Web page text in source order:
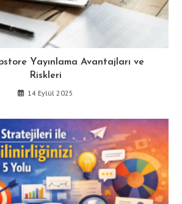
Yayınlama Avantajları ve
Riskleri
14 Eylül 2025